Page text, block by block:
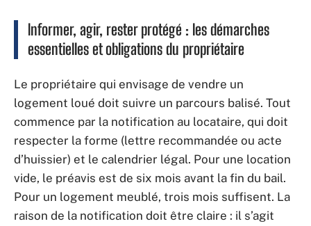
Informer, agir, rester protégé : les démarches
essentielles et obligations du propriétaire
Le propriétaire qui envisage de vendre un
logement loué doit suivre un parcours balisé. Tout
commence par la notification au locataire, qui doit
respecter la forme (lettre recommandée ou acte
d’huissier) et le calendrier légal. Pour une location
vide, le préavis est de six mois avant la fin du bail.
Pour un logement meublé, trois mois suffisent. La
raison de la notification doit être claire : il s’agit